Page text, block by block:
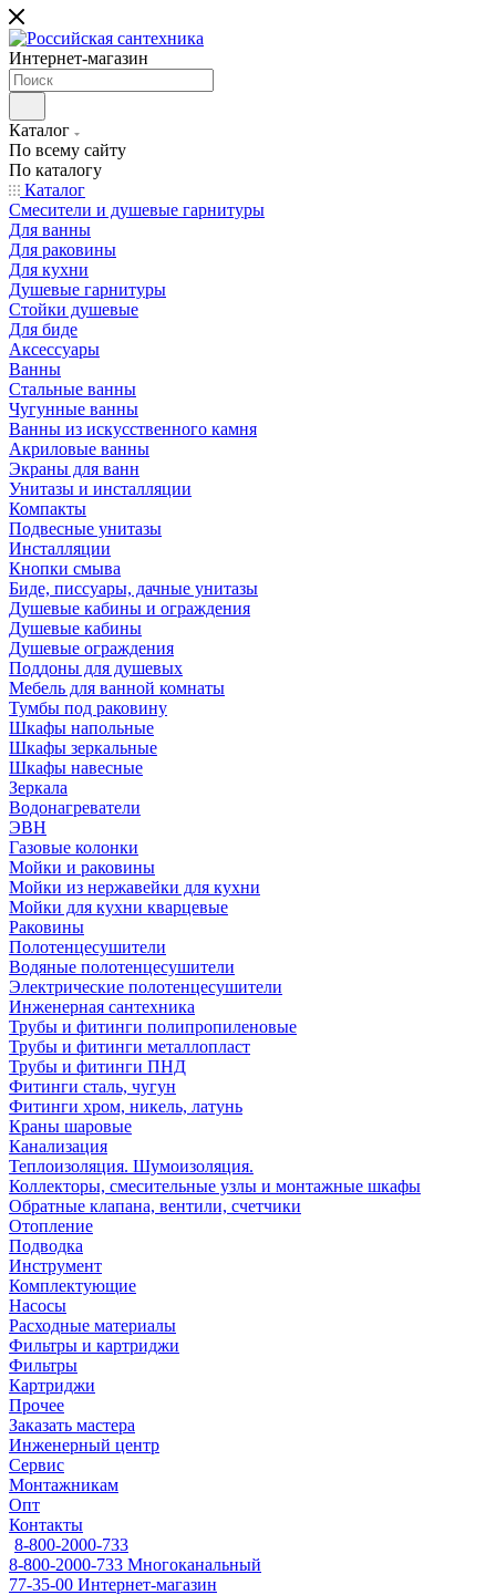
Интернет-магазин
Каталог
По всему сайту
По каталогу
Каталог
Смесители и душевые гарнитуры
Для ванны
Для раковины
Для кухни
Душевые гарнитуры
Стойки душевые
Для биде
Аксессуары
Ванны
Стальные ванны
Чугунные ванны
Ванны из искусственного камня
Акриловые ванны
Экраны для ванн
Унитазы и инсталляции
Компакты
Подвесные унитазы
Инсталляции
Кнопки смыва
Биде, писсуары, дачные унитазы
Душевые кабины и ограждения
Душевые кабины
Душевые ограждения
Поддоны для душевых
Мебель для ванной комнаты
Тумбы под раковину
Шкафы напольные
Шкафы зеркальные
Шкафы навесные
Зеркала
Водонагреватели
ЭВН
Газовые колонки
Мойки и раковины
Мойки из нержавейки для кухни
Мойки для кухни кварцевые
Раковины
Полотенцесушители
Водяные полотенцесушители
Электрические полотенцесушители
Инженерная сантехника
Трубы и фитинги полипропиленовые
Трубы и фитинги металлопласт
Трубы и фитинги ПНД
Фитинги сталь, чугун
Фитинги хром, никель, латунь
Краны шаровые
Канализация
Теплоизоляция. Шумоизоляция.
Коллекторы, смесительные узлы и монтажные шкафы
Обратные клапана, вентили, счетчики
Отопление
Подводка
Инструмент
Комплектующие
Насосы
Расходные материалы
Фильтры и картриджи
Фильтры
Картриджи
Прочее
Заказать мастера
Инженерный центр
Сервис
Монтажникам
Опт
Контакты
8-800-2000-733
8-800-2000-733 Многоканальный
77-35-00 Интернет-магазин